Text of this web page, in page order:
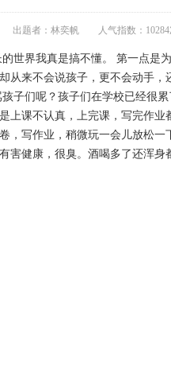
出题者：林奕帆 人气指数：
世界我真是搞不懂。 第一点是
从来不会说孩子，更不会动手
子们呢？孩子们在学校已经很
上课不认真，上完课，写完作
，写作业，稍微玩一会儿放松
害健康，很臭。酒喝多了还浑